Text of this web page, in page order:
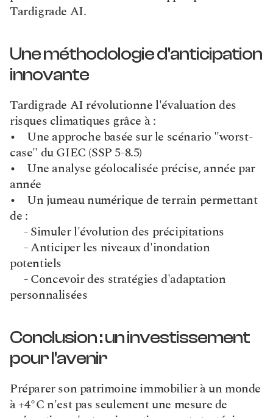
Tardigrade AI.
Une méthodologie d'anticipation
innovante
Tardigrade AI révolutionne l'évaluation des
risques climatiques grâce à :
•    Une approche basée sur le scénario "worst-
case" du GIEC (SSP 5-8.5)
•    Une analyse géolocalisée précise, année par
année
•    Un jumeau numérique de terrain permettant
de :
- Simuler l'évolution des précipitations
- Anticiper les niveaux d'inondation
potentiels
- Concevoir des stratégies d'adaptation
personnalisées
Conclusion : un investissement
pour l'avenir
Préparer son patrimoine immobilier à un monde
à +4°C n'est pas seulement une mesure de